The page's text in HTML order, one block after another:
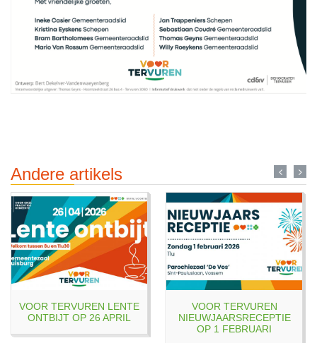
Andere artikels
VOOR TERVUREN LENTE
ONTBIJT OP 26 APRIL
VOOR TERVUREN
NIEUWJAARSRECEPTIE
OP 1 FEBRUARI